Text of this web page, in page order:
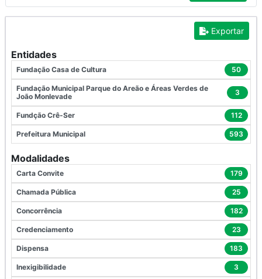
Exportar
Entidades
Fundação Casa de Cultura 50
Fundação Municipal Parque do Areão e Áreas Verdes de
João Monlevade
3
Fundção Crê-Ser 112
Prefeitura Municipal 593
Modalidades
Carta Convite 179
Chamada Pública 25
Concorrência 182
Credenciamento 23
Dispensa 183
Inexigibilidade 3